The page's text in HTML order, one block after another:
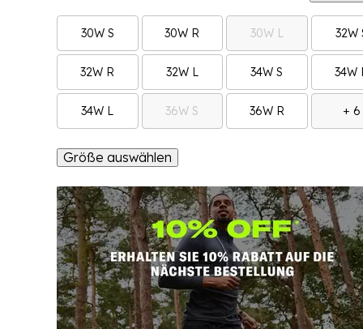
30W S 30W R 30W L 32W
32W R 32W L 34W S 34W
34W L 36W S 36W R + 6
Größe auswählen